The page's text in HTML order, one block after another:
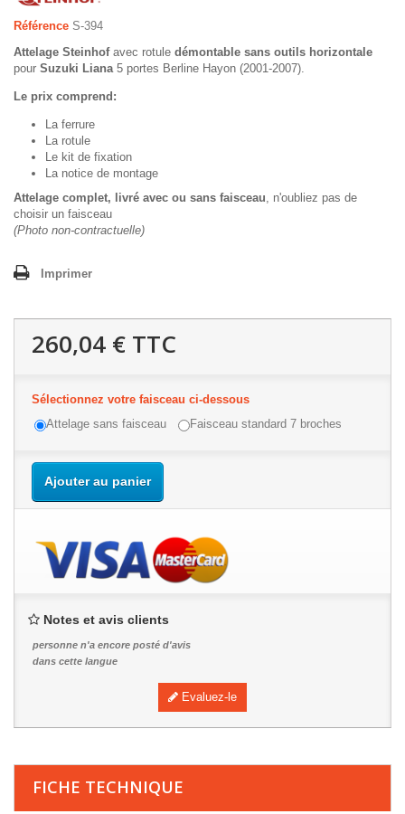
Référence S-394
Attelage Steinhofavec rotule démontable sans outils horizontale
pour Suzuki Liana5 portes Berline Hayon (2001-2007).
Le prix comprend:
La ferrure
La rotule
Le kit de fixation
La notice de montage
Attelage complet, livré avec ou sans faisceau, n'oubliez pas de
choisir un faisceau
(Photo non-contractuelle)
Imprimer
260,04 € TTC
Sélectionnez votre faisceau ci-dessous
Attelage sans faisceau
Faisceau standard 7 broches
Ajouter au panier
Notes et avis clients
personne n'a encore posté d'avis
dans cette langue
Evaluez-le
FICHE TECHNIQUE